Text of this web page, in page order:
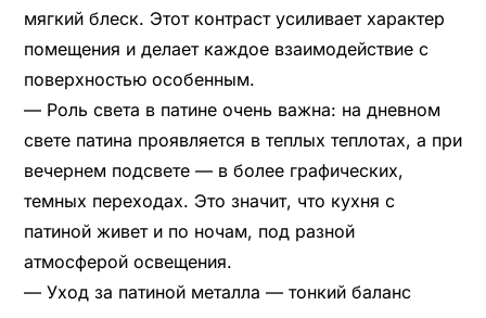
мягкий блеск. Этот контраст усиливает характер
помещения и делает каждое взаимодействие с
поверхностью особенным.
— Роль света в патине очень важна: на дневном
свете патина проявляется в теплых теплотах, а при
вечернем подсвете — в более графических,
темных переходах. Это значит, что кухня с
патиной живет и по ночам, под разной
атмосферой освещения.
— Уход за патиной металла — тонкий баланс